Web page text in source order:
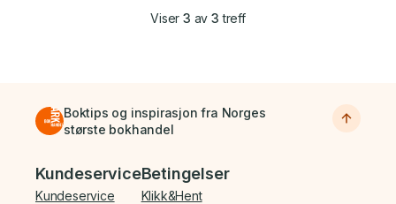
Viser3 av 3 treff
Boktips og inspirasjon fra Norges
største bokhandel
Bunnmeny
Kundeservice
Kundeservice
Betingelser
Klikk&Hent